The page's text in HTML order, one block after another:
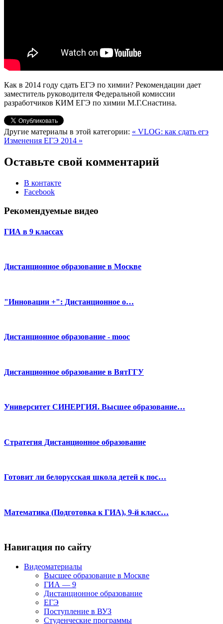
Как в 2014 году сдать ЕГЭ по химии? Рекомендации дает
заместитель руководителя Федеральной комиссии
разработчиков КИМ ЕГЭ по химии М.Г.Снастина.
Другие материалы в этой категории: « VLOG: как сдать егэ
Изменения ЕГЭ 2014 »
Оставьте свой комментарий
В контакте
Facebook
Рекомендуемые видео
ГИА в 9 классах
Дистанционное образование в Москве
"Инновации +": Дистанционное о…
Дистанционное образование - mooc
Дистанционное образование в ВятГГУ
Университет СИНЕРГИЯ. Высшее образование…
Стратегия Дистанционное образование
Готовит ли белорусская школа детей к пос…
Математика (Подготовка к ГИА), 9-й класс…
Навигация по сайту
Видеоматериалы
Высшее образование в Москве
ГИА — 9
Дистанционное образование
ЕГЭ
Поступление в ВУЗ
Студенческие программы